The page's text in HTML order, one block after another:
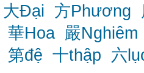
大Đại 方Phương
華Hoa 嚴Nghiêm
第đệ 十thập 六